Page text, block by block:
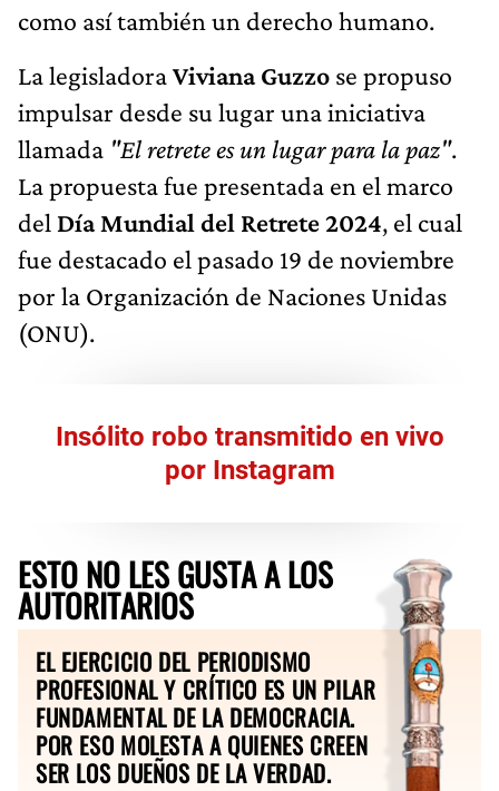
como así también un derecho humano.
La legisladoraViviana Guzzo se propuso
impulsar desde su lugar una iniciativa
llamada "El retrete es un lugar para la paz".
La propuesta fue presentada en el marco
del Día Mundial del Retrete 2024, el cual
fue destacado el pasado 19 de noviembre
por la Organización de Naciones Unidas
(ONU).
Insólito robo transmitido en vivo
por Instagram
ESTO NO LES GUSTA A LOS
AUTORITARIOS
EL EJERCICIO DEL PERIODISMO
PROFESIONAL Y CRÍTICO ES UN PILAR
FUNDAMENTAL DE LA DEMOCRACIA.
POR ESO MOLESTA A QUIENES CREEN
SER LOS DUEÑOS DE LA VERDAD.